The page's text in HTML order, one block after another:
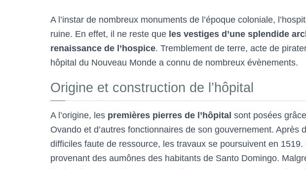
A l’instar de nombreux monuments de l’époque coloniale,
ruine. En effet, il ne reste que les vestiges d’une splendide
renaissance de l’hospice. Tremblement de terre, acte de
hôpital du Nouveau Monde a connu de nombreux évènements.
Origine et construction de l’hôpital
A l’origine, les premières pierres de l’hôpital sont posées
Ovando et d’autres fonctionnaires de son gouvernement. Après
difficiles faute de ressource, les travaux se poursuivent en 1519.
provenant des aumônes des habitants de Santo Domingo.